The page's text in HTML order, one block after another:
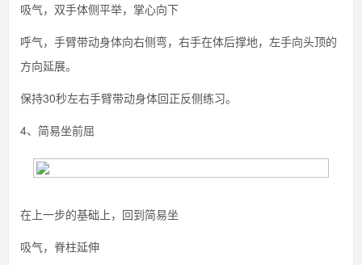
吸气，双手体侧平举，掌心向下
呼气，手臂带动身体向右侧弯，右手在体后撑地，左手向头顶的
方向延展。
保持30秒左右手臂带动身体回正反侧练习。
4、简易坐前屈
在上一步的基础上，回到简易坐
吸气，脊柱延伸